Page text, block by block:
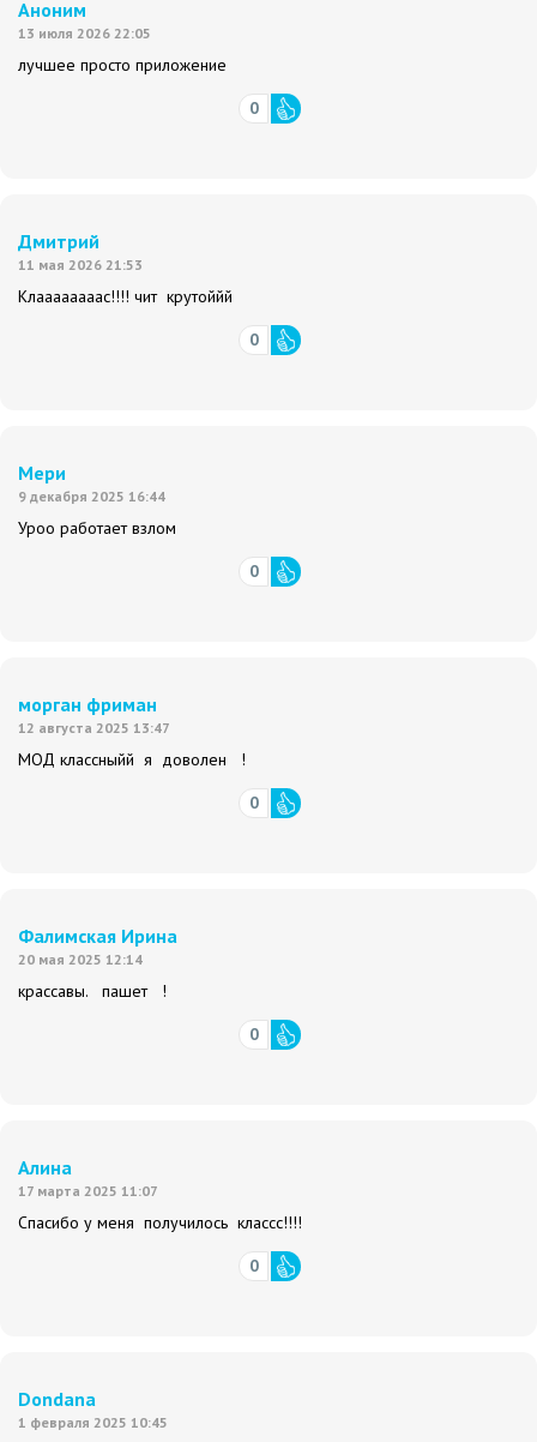
Аноним
13 июля 2026 22:05
лучшее просто приложение
0
Дмитрий
11 мая 2026 21:53
Клаааааааас!!!! чит крутоййй
0
Мери
9 декабря 2025 16:44
Уроо работает взлом
0
морган фриман
12 августа 2025 13:47
МОД классныйй я доволен !
0
Фалимская Ирина
20 мая 2025 12:14
крассавы. пашет !
0
Алина
17 марта 2025 11:07
Спасибо у меня получилось классс!!!!
0
Dondana
1 февраля 2025 10:45